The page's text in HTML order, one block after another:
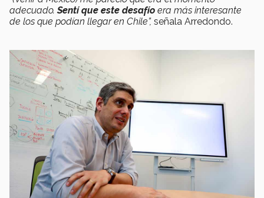
adecuado.Sentí que este desafío era más interesante
de los que podían llegar en Chile”, señala Arredondo.